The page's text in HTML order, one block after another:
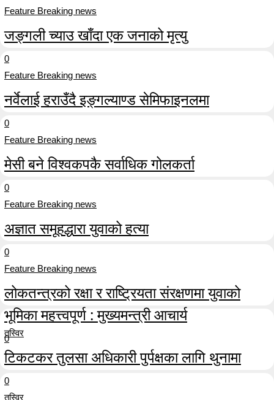
Feature Breaking news
जङ्गली च्याउ खाँदा एक जनाको मृत्यु
0
Feature Breaking news
नर्वेलाई हराउँदै इङ्गल्याण्ड सेमिफाइनलमा
0
Feature Breaking news
मेसी बने विश्वकपकै सर्वाधिक गोलकर्ता
0
Feature Breaking news
अज्ञात समूहद्धारा युवाको हत्या
0
Feature Breaking news
लोकतन्त्रको रक्षा र राष्ट्रियता संरक्षणमा युवाको
भूमिका महत्त्वपूर्ण : मुख्यमन्त्री आचार्य
0
तस्विर
टिकटकर तुलसा अधिकारी पुर्पक्षका लागि थुनामा
0
तस्विर